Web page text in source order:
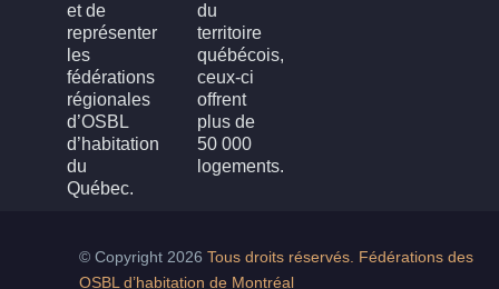
et de
représenter
les
fédérations
régionales
d’OSBL
d’habitation
du
Québec.
du
territoire
québécois,
ceux-ci
offrent
plus de
50 000
logements.
© Copyright 2026 Tous droits réservés. Fédérations des
OSBL d’habitation de Montréal